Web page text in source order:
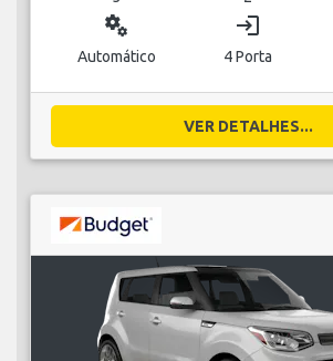
miscellaneous_services
Automático
login
4 Porta
VER DETALHES...